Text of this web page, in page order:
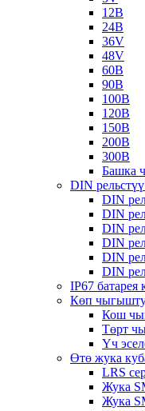
12В
24В
36V
48V
60В
90В
100В
120В
150В
200В
300В
Башка
DIN
DIN
DIN
DIN
DIN
DIN
DIN
IP67 батарея
Көп
Кош
Төрт
Үч
Өтө жука
LRS
Жука
Жука